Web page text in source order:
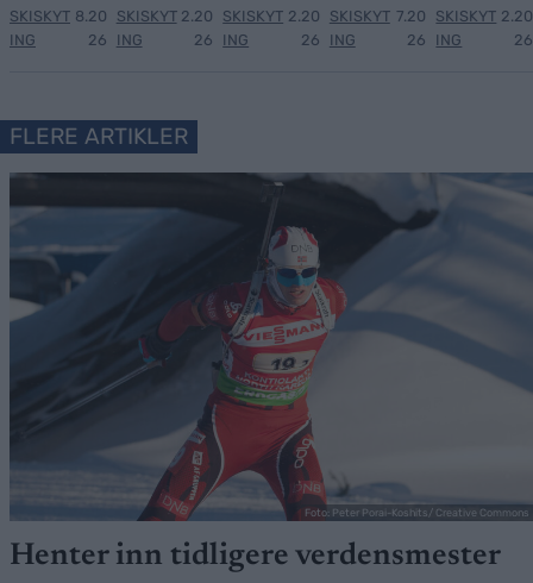
SKISKYT
ING
8.20
26
SKISKYT
ING
2.20
26
SKISKYT
ING
2.20
26
SKISKYT
ING
7.20
26
SKISKYT
ING
2.20
26
FLERE ARTIKLER
Foto: Peter Porai-Koshits/ Creative Commons
Henter inn tidligere verdensmester